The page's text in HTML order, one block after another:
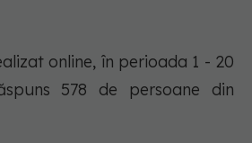
online, în perioada 1 - 20
578 de persoane din